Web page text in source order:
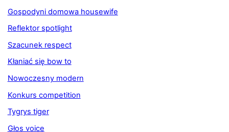
Gospodyni domowa housewife
Reflektor spotlight
Szacunek respect
Kłaniać się bow to
Nowoczesny modern
Konkurs competition
Tygrys tiger
Głos voice